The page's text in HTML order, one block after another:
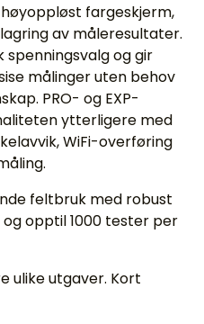
fargeskjerm,
av måleresultater.
spenningsvalg og gir
målinger uten behov
PRO- og EXP-
ytterligere med
WiFi-overføring
feltbruk med robust
opptil 1000 tester per
ulike utgaver. Kort